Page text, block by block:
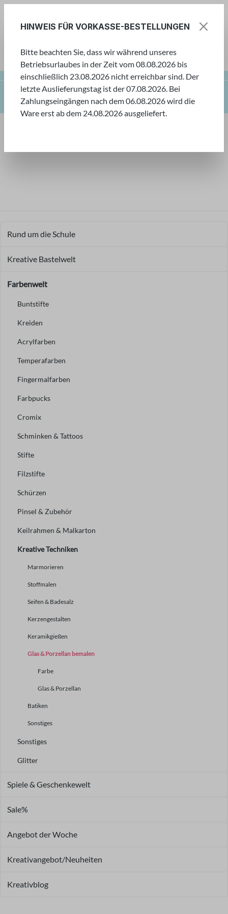
Farbenwelt
Kreative Techniken
Glas & Porzellan bemalen
Tauchen Sie ein in unsere Welt der Farben! Hier
Rund um die Schule
Kreative Bastelwelt
Farbenwelt
Buntstifte
Kreiden
Acrylfarben
Temperafarben
Fingermalfarben
Farbpucks
Cromix
Schminken & Tattoos
Stifte
Filzstifte
Schürzen
Pinsel & Zubehör
Keilrahmen & Malkarton
Kreative Techniken
Marmorieren
Stoffmalen
Seifen & Badesalz
Kerzengestalten
Keramikgießen
Glas & Porzellan bemalen
Farbe
Glas & Porzellan
Batiken
Sonstiges
Sonstiges
Glitter
Spiele & Geschenkewelt
Sale%
Angebot der Woche
Kreativangebot/Neuheiten
Kreativblog
HINWEIS FÜR VORKASSE-BESTELLUNGEN
Bitte beachten Sie, dass wir während unseres
Betriebsurlaubes in der Zeit vom 08.08.2026 bis
einschließlich 23.08.2026 nicht erreichbar sind. Der
letzte Auslieferungstag ist der 07.08.2026. Bei
Zahlungseingängen nach dem 06.08.2026 wird die
Ware erst ab dem 24.08.2026 ausgeliefert.